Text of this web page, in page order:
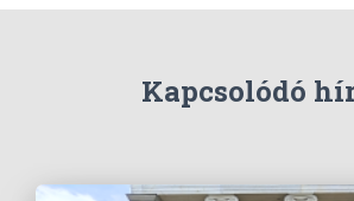
Kapcsolódó